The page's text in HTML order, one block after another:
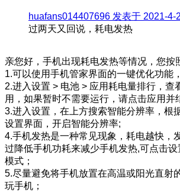
huafans014407696 发表于 2021-4-
过两天又回说，耗电发热
亲您好，手机出现耗电发热等情况，您按
1.可以使用手机管家界面的一键优化功能
2.进入设置 > 电池 > 应用耗电量排行，查
用，如果暂时不需要运行，请点击应用并
3.进入设置，在上方搜索智能分辨率，根
设置界面，开启智能分辨率;
4.手机发热是一种常见现象，耗电越快，
过降低手机功耗来减少手机发热,可点击
模式；
5.尽量避免将手机放置在高温或阳光直射
玩手机；